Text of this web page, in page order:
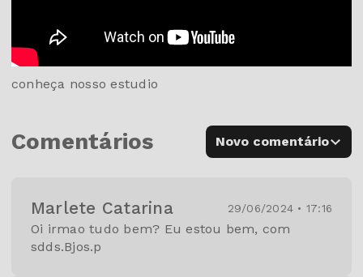
conheça nosso estudio
Comentários Novo comentário
Oi irmao tudo bem? Eu estou bem, com
sdds.Bjos.p
Marlete Catarina 29/06/2024 • 17:16